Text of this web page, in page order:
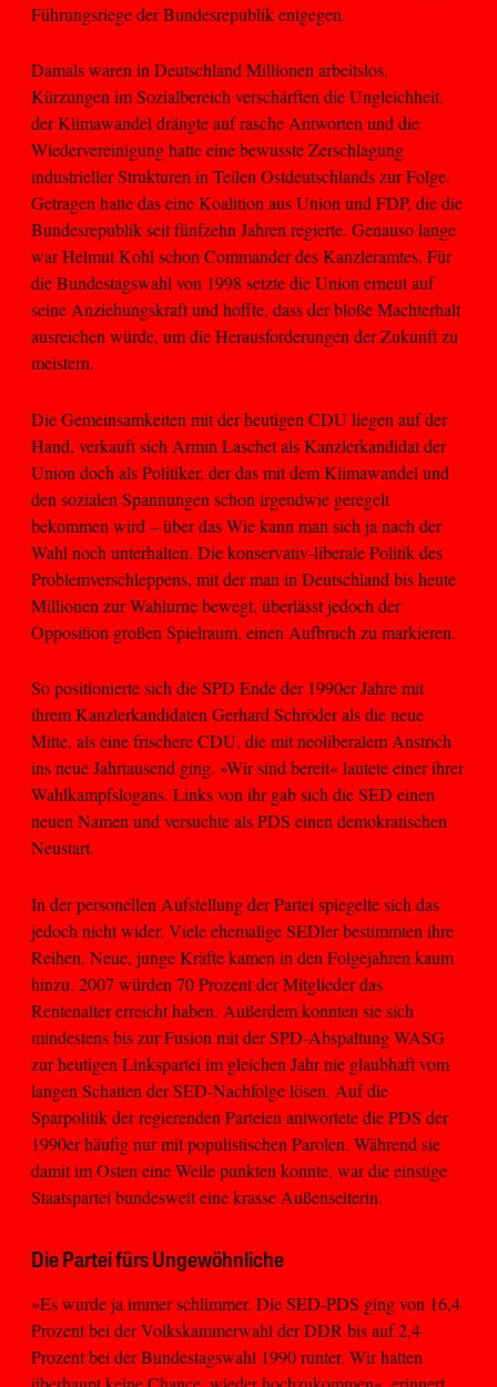
Führungsriege der Bundesrepublik entgegen.
Damals waren in Deutschland Millionen arbeitslos,
Kürzungen im Sozialbereich verschärften die Ungleichheit,
der Klimawandel drängte auf rasche Antworten und die
Wiedervereinigung hatte eine bewusste Zerschlagung
industrieller Strukturen in Teilen Ostdeutschlands zur Folge.
Getragen hatte das eine Koalition aus Union und FDP, die die
Bundesrepublik seit fünfzehn Jahren regierte. Genauso lange
war Helmut Kohl schon Commander des Kanzleramtes. Für
die Bundestagswahl von 1998 setzte die Union erneut auf
seine Anziehungskraft und hoffte, dass der bloße Machterhalt
ausreichen würde, um die Herausforderungen der Zukunft zu
meistern.
Die Gemeinsamkeiten mit der heutigen CDU liegen auf der
Hand, verkauft sich Armin Laschet als Kanzlerkandidat der
Union doch als Politiker, der das mit dem Klimawandel und
den sozialen Spannungen schon irgendwie geregelt
bekommen wird – über das Wie kann man sich ja nach der
Wahl noch unterhalten. Die konservativ-liberale Politik des
Problemverschleppens, mit der man in Deutschland bis heute
Millionen zur Wahlurne bewegt, überlässt jedoch der
Opposition großen Spielraum, einen Aufbruch zu markieren.
So positionierte sich die SPD Ende der 1990er Jahre mit
ihrem Kanzlerkandidaten Gerhard Schröder als die neue
Mitte, als eine frischere CDU, die mit neoliberalem Anstrich
ins neue Jahrtausend ging. »Wir sind bereit« lautete einer ihrer
Wahlkampfslogans. Links von ihr gab sich die SED einen
neuen Namen und versuchte als PDS einen demokratischen
Neustart.
In der personellen Aufstellung der Partei spiegelte sich das
jedoch nicht wider. Viele ehemalige SEDler bestimmten ihre
Reihen. Neue, junge Kräfte kamen in den Folgejahren kaum
hinzu. 2007 würden 70 Prozent der Mitglieder das
Rentenalter erreicht haben. Außerdem konnten sie sich
mindestens bis zur Fusion mit der SPD-Abspaltung WASG
zur heutigen Linkspartei im gleichen Jahr nie glaubhaft vom
langen Schatten der SED-Nachfolge lösen. Auf die
Sparpolitik der regierenden Parteien antwortete die PDS der
1990er häufig nur mit populistischen Parolen. Während sie
damit im Osten eine Weile punkten konnte, war die einstige
Staatspartei bundesweit eine krasse Außenseiterin.
Die Partei fürs Ungewöhnliche
»Es wurde ja immer schlimmer. Die SED-PDS ging von 16,4
Prozent bei der Volkskammerwahl der DDR bis auf 2,4
Prozent bei der Bundestagswahl 1990 runter. Wir hatten